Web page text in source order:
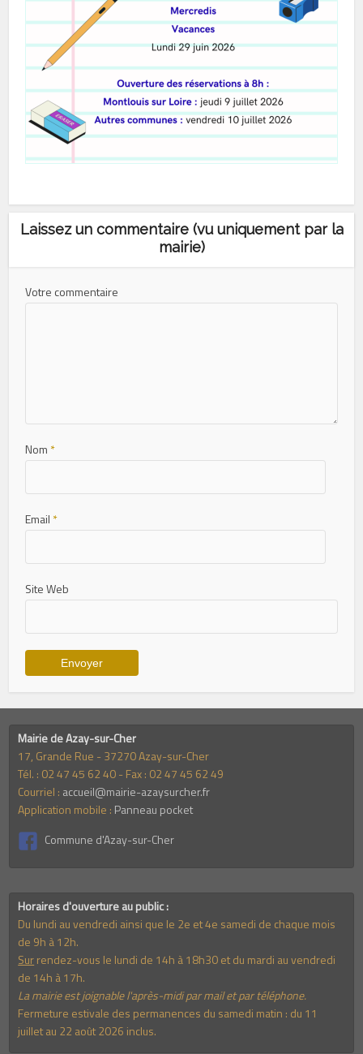
Laissez un commentaire (vu uniquement par la
mairie)
Votre commentaire
Nom *
Email *
Site Web
Mairie de Azay-sur-Cher
17, Grande Rue - 37270 Azay-sur-Cher
Tél. : 02 47 45 62 40 - Fax : 02 47 45 62 49
Courriel : accueil@mairie-azaysurcher.fr
Application mobile : Panneau pocket
Commune d'Azay-sur-Cher
Horaires d'ouverture au public :
Du lundi au vendredi ainsi que le 2e et 4e samedi de chaque mois
de 9h à 12h.
Surrendez-vous le lundi de 14h à 18h30 et du mardi au vendredi
de 14h à 17h.
La mairie est joignable l'après-midi par mail et par téléphone.
Fermeture estivale des permanences du samedi matin : du 11
juillet au 22 août 2026 inclus.